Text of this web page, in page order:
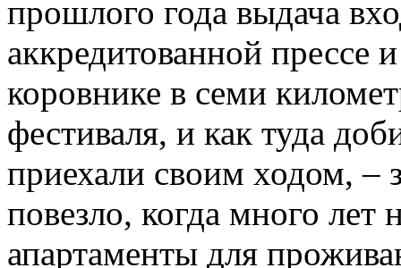
прошлого года выдача
аккредитованной прессе
коровнике в семи
фестиваля, и как туда
приехали своим ходом, –
повезло, когда много
апартаменты для